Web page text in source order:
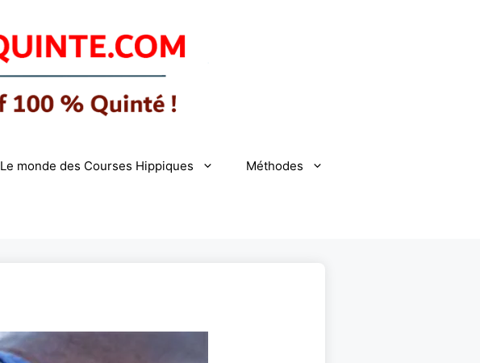
Le monde des Courses Hippiques Méthodes